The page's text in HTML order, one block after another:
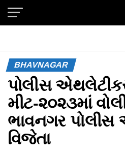
BHAVNAGAR
પોલીસ
મીટ-૨૦૨૩માં
ભાવનગર પોલીસ
વિજેતા